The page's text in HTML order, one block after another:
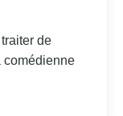
de
comédienne